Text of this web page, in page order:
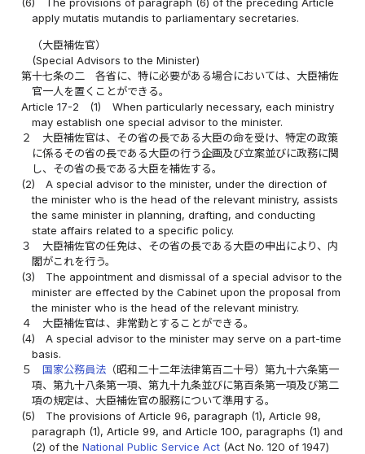
(6)
The provisions of paragraph (6) of the preceding Article
apply mutatis mutandis to parliamentary secretaries.
（大臣補佐官）
(Special Advisors to the Minister)
第十七条の二
各省に、特に必要がある場合においては、大臣補佐
官一人を置くことができる。
Article 17-2
(1)
When particularly necessary, each ministry
may establish one special advisor to the minister.
２
大臣補佐官は、その省の長である大臣の命を受け、特定の政策
に係るその省の長である大臣の行う企画及び立案並びに政務に関
し、その省の長である大臣を補佐する。
(2)
A special advisor to the minister, under the direction of
the minister who is the head of the relevant ministry, assists
the same minister in planning, drafting, and conducting
state affairs related to a specific policy.
３
大臣補佐官の任免は、その省の長である大臣の申出により、内
閣がこれを行う。
(3)
The appointment and dismissal of a special advisor to the
minister are effected by the Cabinet upon the proposal from
the minister who is the head of the relevant ministry.
４
大臣補佐官は、非常勤とすることができる。
(4)
A special advisor to the minister may serve on a part-time
basis.
５
国家公務員法 （昭和二十二年法律第百二十号）第九十六条第一
項、第九十八条第一項、第九十九条並びに第百条第一項及び第二
項の規定は、大臣補佐官の服務について準用する。
(5)
The provisions of Article 96, paragraph (1), Article 98,
paragraph (1), Article 99, and Article 100, paragraphs (1) and
(2) of theNational Public Service Act (Act No. 120 of 1947)